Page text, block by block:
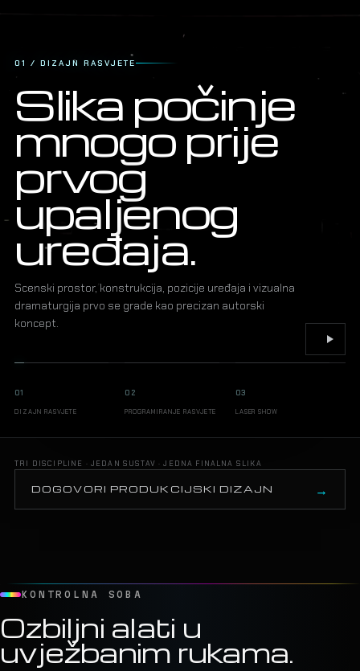
01 / DIZAJN RASVJETE
Slika počinje
mnogo prije
prvog
upaljenog
uređaja.
Scenski prostor, konstrukcija, pozicije uređaja i vizualna
dramaturgija prvo se grade kao precizan autorski
koncept.
01
DIZAJN RASVJETE
02
PROGRAMIRANJE RASVJETE
03
LASER SHOW
TRI DISCIPLINE · JEDAN SUSTAV · JEDNA FINALNA SLIKA
DOGOVORI PRODUKCIJSKI DIZAJN
KONTROLNA SOBA
Ozbiljni alati u
uvježbanim rukama.